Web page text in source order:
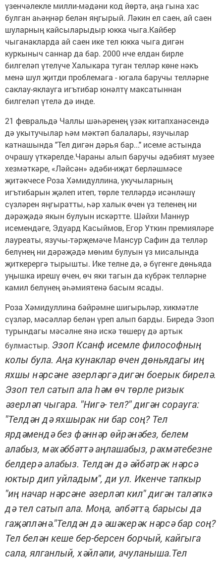
үзенчәлекле милли-мәдәни код йөртә, аңа гына хас
булган аһәңнәр белән яңгырый. Ләкин ел саен, ай саен
шуларның кайсыларыдыр юкка чыга.Кайбер
чыганакларда ай саен ике тел юкка чыга дигән
куркыныч саннар да бар. 2000 нче елдан бирле
билгеләп үтелүче Халыкара туган телләр көне нәкъ
менә шул җитди проблемага - югала баручы телләрне
саклау-яклауга игътибар юнәлтү максатыннан
билгеләп үтелә дә инде.
21 февральдә Чаллы шәһәренең үзәк китапханәсендә
дә укытучылар һәм мәктәп балалары, язучылар
катнашында "Тел дигән дәрья бар..." исеме астында
очрашу үткәрелде.Чараны алып баручы әдәбият музее
хезмәткәре, «Ләйсән» әдәби-иҗат берләшмәсе
җитәкчесе Роза Хәмидуллина, укучыларның
игътибарын җәлеп итеп, төрле телләрдә исәнләшү
сүзләрен яңгыратты, һәр халык өчен үз теленең ни
дәрәҗәдә якын булуын искәртте. Шәйхи Маннур
исемендәге, Эдуард Касыймов, Егор Уткин премияләре
лауреаты, язучы-тәрҗемәче Мансур Сафин да телләр
белүнең ни дәрәҗәдә мөһим булуын үз мисалында
җиткерергә тырышты. Ике телне дә, ә бүгенге дөньяда
уңышка ирешү өчен, өч яки тагын да күбрәк телләрне
камил белүнең әһәмиятенә басым ясады.
Роза Хәмидуллина бәйрәмне шигырьләр, хикмәтле
сүзләр, мәсәлләр белән үреп алып барды. Биредә Эзоп
турындагы мәсәлне янә искә төшерү дә артык
булмастыр. Эзоп Ксанф исемле философның
колы була. Аңа кунаклар өчен дөньядагы иң
яхшы нәрсәне әзерләргә дигән боерык бирелә.
Эзоп тел сатып ала һәм өч төрле ризык
әзерләп чыгара. "Нигә- тел?" дигән сорауга:
"Телдән дә яхшырак ни бар соң? Тел
ярдәмендә без фәннәр өйрәнәбез, белем
алабыз, мәхәббәттә аңлашабыз, рәхмәтебезне
белдерә алабыз. Телдән дә әйбәтрәк нәрсә
юктыр дип уйладым", ди ул. Икенче тапкыр
"иң начар нәрсәне әзерләп кил" дигән таләпкә
дә тел сатып ала. Моңа, әлбәттә, барысы да
гаҗәпләнә."Телдән дә әшәкерәк нәрсә бар соң?
Тел белән кеше бер-берсен борчый, кайгыга
сала, ялганлый, хәйләли, ачуланыша.Тел